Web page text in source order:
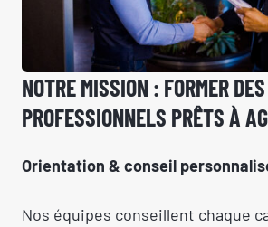
NOTRE MISSION : FORMER DES
PROFESSIONNELS PRÊTS À
Orientation & conseil
Nos équipes conseillent chaque